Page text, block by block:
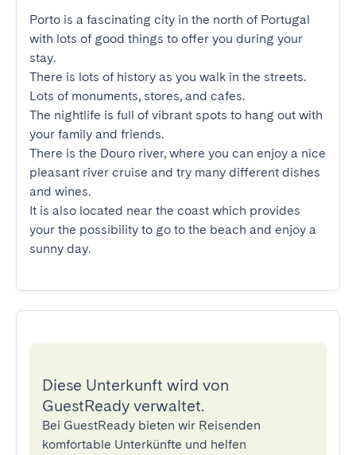
Porto is a fascinating city in the north of Portugal
with lots of good things to offer you during your
stay.
There is lots of history as you walk in the streets.
Lots of monuments, stores, and cafes.
The nightlife is full of vibrant spots to hang out with
your family and friends.
There is the Douro river, where you can enjoy a nice
pleasant river cruise and try many different dishes
and wines.
It is also located near the coast which provides
your the possibility to go to the beach and enjoy a
sunny day.
Diese Unterkunft wird von
GuestReady verwaltet.
Bei GuestReady bieten wir Reisenden
komfortable Unterkünfte und helfen